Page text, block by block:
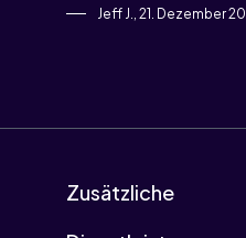
Jeff J., 21. Dezember
Zusätzliche